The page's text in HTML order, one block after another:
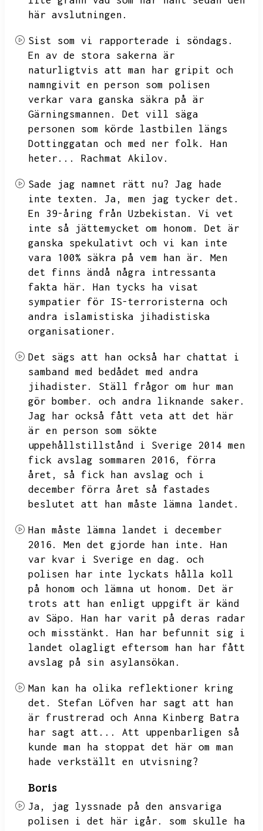
här avslutningen.
Sist som vi rapporterade i söndags.
En av de stora sakerna är
naturligtvis att man har gripit och
namngivit en person som polisen
verkar vara ganska säkra på är
Gärningsmannen.
Det vill säga
personen som körde lastbilen längs
Dottinggatan och med ner folk.
Han
heter...
Rachmat Akilov.
Sade jag namnet rätt nu? Jag hade
inte texten.
Ja,
men jag tycker det.
En 39-åring från Uzbekistan.
Vi vet
inte så jättemycket om honom.
Det är
ganska spekulativt och vi kan inte
vara 100% säkra på vem han är.
Men
det finns ändå några intressanta
fakta här.
Han tycks ha visat
sympatier för IS-terroristerna och
andra islamistiska jihadistiska
organisationer.
Det sägs att han också har chattat i
samband med bedådet med andra
jihadister.
Ställ frågor om hur man
gör bomber.
och andra liknande saker.
Jag har också fått veta att det här
är en person som sökte
uppehållstillstånd i Sverige 2014 men
fick avslag sommaren 2016,
förra
året,
så fick han avslag och i
december förra året så fastades
beslutet att han måste lämna landet.
Han måste lämna landet i december
2016.
Men det gjorde han inte.
Han
var kvar i Sverige en dag.
och
polisen har inte lyckats hålla koll
på honom och lämna ut honom.
Det är
trots att han enligt uppgift är känd
av Säpo.
Han har varit på deras radar
och misstänkt.
Han har befunnit sig i
landet olagligt eftersom han har fått
avslag på sin asylansökan.
Man kan ha olika reflektioner kring
det.
Stefan Löfven har sagt att han
är frustrerad och Anna Kinberg Batra
har sagt att...
Att uppenbarligen så
kunde man ha stoppat det här om man
hade verkställt en utvisning?
Boris
Ja,
jag lyssnade på den ansvariga
polisen i det här igår.
som skulle ha